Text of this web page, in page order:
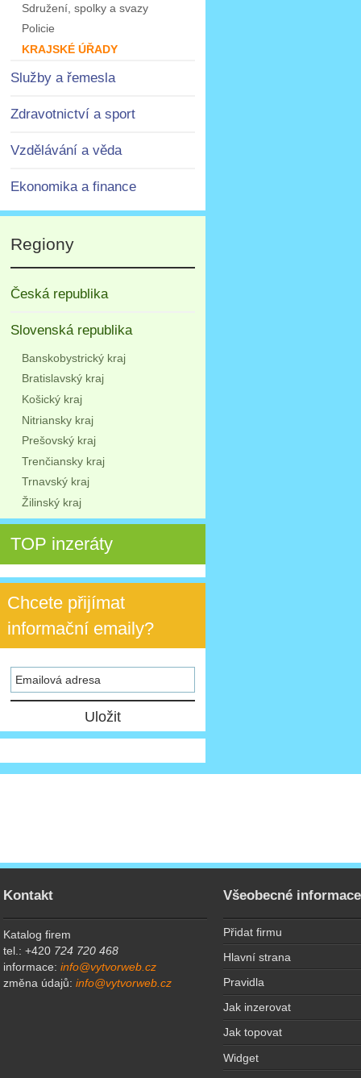
Sdružení, spolky a svazy
Policie
KRAJSKÉ ÚŘADY
Služby a řemesla
Zdravotnictví a sport
Vzdělávání a věda
Ekonomika a finance
Regiony
Česká republika
Slovenská republika
Banskobystrický kraj
Bratislavský kraj
Košický kraj
Nitriansky kraj
Prešovský kraj
Trenčiansky kraj
Trnavský kraj
Žilinský kraj
TOP inzeráty
Chcete přijímat
informační emaily?
Kontakt
Katalog firem
tel.: +420 724 720 468
informace:info@vytvorweb.cz
změna údajů:info@vytvorweb.cz
Všeobecné informace
Přidat firmu
Hlavní strana
Pravidla
Jak inzerovat
Jak topovat
Widget